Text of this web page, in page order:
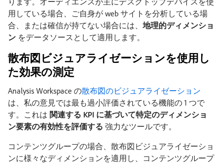
用している場合、ご自身が web サイトを分析している場
合、または確信が持てない場合には、 地理的ディメンショ
ン をデータソースとして適用します。
散布図ビジュアライゼーションを使用し
た効果の測定
Analysis Workspace の散布図のビジュアライゼーション
は、私の意見では最も過小評価されている機能の 1 つで
す。これは 関連する KPI に基づいて特定のディメンショ
ン要素の有効性を評価する 強力なツールです。
コンテンツグループの場合、散布図ビジュアライゼーショ
ンに様々なディメンションを適用し、コンテンツグループ